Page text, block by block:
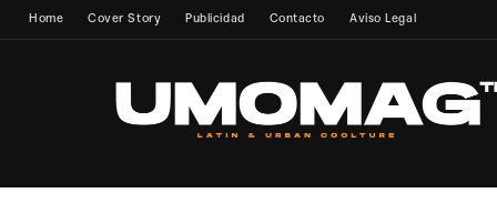
Home Cover Story Publicidad Contacto Aviso Legal